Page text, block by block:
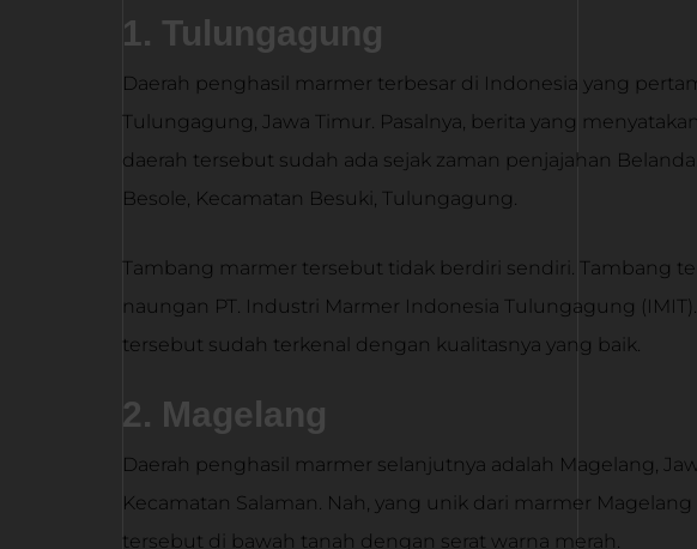
1. Tulungagung
Daerah penghasil marmer terbesar di Indonesia yang
Tulungagung, Jawa Timur. Pasalnya, berita yang
daerah tersebut sudah ada sejak zaman penjajahan
Besole, Kecamatan Besuki, Tulungagung.
Tambang marmer tersebut tidak berdiri sendiri. Tambang
naungan PT. Industri Marmer Indonesia Tulungagung
tersebut sudah terkenal dengan kualitasnya yang baik.
2. Magelang
Daerah penghasil marmer selanjutnya adalah Magelang,
Kecamatan Salaman. Nah, yang unik dari marmer
tersebut di bawah tanah dengan serat warna merah.